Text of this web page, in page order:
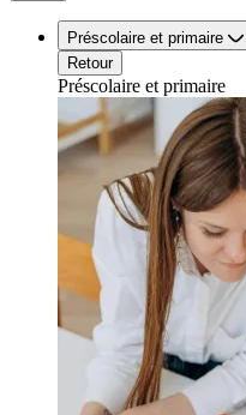
Préscolaire et primaire
Retour
Préscolaire et primaire